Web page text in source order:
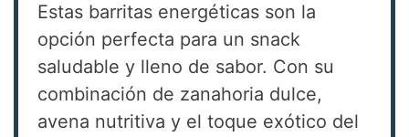
Estas barritas energéticas son la
opción perfecta para un snack
saludable y lleno de sabor. Con su
combinación de zanahoria dulce,
avena nutritiva y el toque exótico del